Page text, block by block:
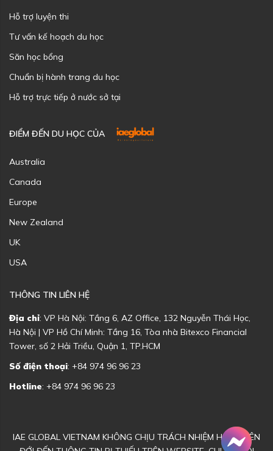
Hỗ trợ luyện thi
Tư vấn kế hoạch du học
Săn học bổng
Chuẩn bị hành trang du học
Hỗ trợ trực tiếp ở nước sở tại
ĐIỂM ĐẾN DU HỌC CỦA
Australia
Canada
Europe
New Zealand
UK
USA
THÔNG TIN LIÊN HỆ
Địa chỉ: VP Hà Nội: Tầng 6, AZ Office, 132 Nguyễn Thái Học,
Hà Nội | VP Hồ Chí Minh: Tầng 16, Tòa nhà Bitexco Financial
Tower, số 2 Hải Triều, Quận 1, TP.HCM
Số điện thoại: +84 974 96 96 23
Hotline: +84 974 96 96 23
IAE GLOBAL VIETNAM KHÔNG CHỊU TRÁCH NHIỆM HOẶC LIÊN